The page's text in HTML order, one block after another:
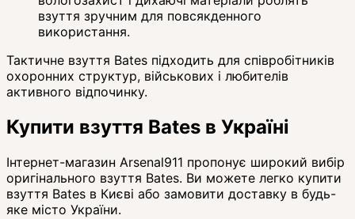
взуття зручним для повсякденного
використання.
Тактичне взуття Bates підходить для співробітників
охоронних структур, військових і любителів
активного відпочинку.
Купити взуття Bates в Україні
Інтернет-магазин Arsenal911 пропонує широкий вибір
оригінального взуття Bates. Ви можете легко купити
взуття Bates в Києві або замовити доставку в будь-
яке місто України.